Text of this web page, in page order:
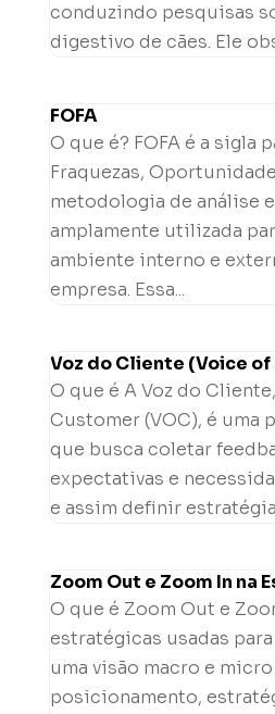
conduzindo pesquisas
digestivo de cães. Ele
FOFA
O que é? FOFA é a sigla
Fraquezas,
metodologia de análise
amplamente utilizada
ambiente interno e
empresa. Essa...
Voz do Cliente (Voice
O que é A Voz do
Customer (VOC), é uma
que busca coletar
expectativas e
e assim definir
Zoom Out e Zoom In na
O que é Zoom Out e
estratégicas usadas
uma visão macro e
posicionamento,